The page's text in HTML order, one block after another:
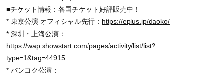
■チケット情報：各国チケット好評販売中！
* 東京公演 オフィシャル先⾏： https://eplus.jp/daoko/
* 深圳・上海公演：
https://wap.showstart.com/pages/activity/list/list?
type=1&tag=44915
* バンコク公演：